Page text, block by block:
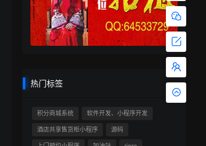
热门标签
积分商城系统 软件开发、小程序开发
酒店共享售货柜小程序 源码